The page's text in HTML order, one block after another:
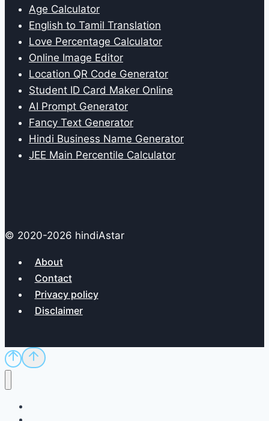
Age Calculator
English to Tamil Translation
Love Percentage Calculator
Online Image Editor
Location QR Code Generator
Student ID Card Maker Online
AI Prompt Generator
Fancy Text Generator
Hindi Business Name Generator
JEE Main Percentile Calculator
© 2020-2026 hindiAstar
About
Contact
Privacy policy
Disclaimer